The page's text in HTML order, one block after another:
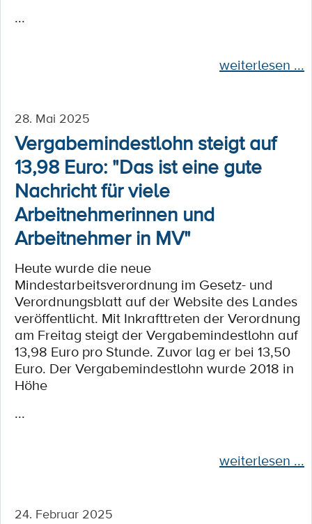
...
weiterlesen ...
28. Mai 2025
Vergabemindestlohn steigt auf
13,98 Euro: "Das ist eine gute
Nachricht für viele
Arbeitnehmerinnen und
Arbeitnehmer in MV"
Heute wurde die neue
Mindestarbeitsverordnung im Gesetz- und
Verordnungsblatt auf der Website des Landes
veröffentlicht. Mit Inkrafttreten der Verordnung
am Freitag steigt der Vergabemindestlohn auf
13,98 Euro pro Stunde. Zuvor lag er bei 13,50
Euro. Der Vergabemindestlohn wurde 2018 in
Höhe
...
weiterlesen ...
24. Februar 2025